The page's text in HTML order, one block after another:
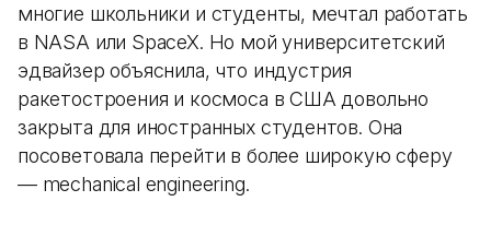
многие школьники и студенты, мечтал работать
в NASA или SpaceX. Но мой университетский
эдвайзер объяснила, что индустрия
ракетостроения и космоса в США довольно
закрыта для иностранных студентов. Она
посоветовала перейти в более широкую сферу
— mechanical engineering.